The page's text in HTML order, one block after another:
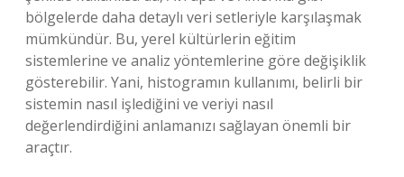
bölgelerde daha detaylı veri setleriyle karşılaşmak
mümkündür. Bu, yerel kültürlerin eğitim
sistemlerine ve analiz yöntemlerine göre değişiklik
gösterebilir. Yani, histogramın kullanımı, belirli bir
sistemin nasıl işlediğini ve veriyi nasıl
değerlendirdiğini anlamanızı sağlayan önemli bir
araçtır.